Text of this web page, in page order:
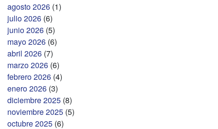
agosto 2026 (1)
julio 2026 (6)
junio 2026 (5)
mayo 2026 (6)
abril 2026 (7)
marzo 2026 (6)
febrero 2026 (4)
enero 2026 (3)
diciembre 2025 (8)
noviembre 2025 (5)
octubre 2025 (6)